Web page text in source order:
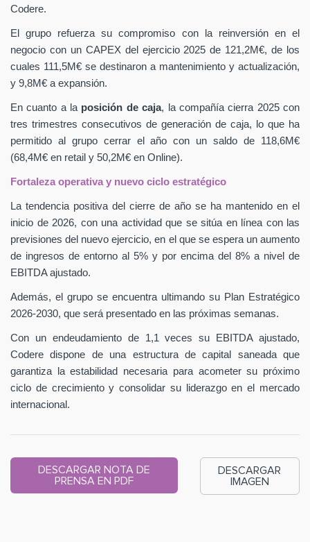
Codere.
El grupo refuerza su compromiso con la reinversión en el
negocio con un CAPEX del ejercicio 2025 de 121,2M€, de los
cuales 111,5M€ se destinaron a mantenimiento y actualización,
y 9,8M€ a expansión.
En cuanto a la posición de caja, la compañía cierra 2025 con
tres trimestres consecutivos de generación de caja, lo que ha
permitido al grupo cerrar el año con un saldo de 118,6M€
(68,4M€ en retail y 50,2M€ en Online).
Fortaleza operativa y nuevo ciclo estratégico
La tendencia positiva del cierre de año se ha mantenido en el
inicio de 2026, con una actividad que se sitúa en línea con las
previsiones del nuevo ejercicio, en el que se espera un aumento
de ingresos de entorno al 5% y por encima del 8% a nivel de
EBITDA ajustado.
Además, el grupo se encuentra ultimando su Plan Estratégico
2026-2030, que será presentado en las próximas semanas.
Con un endeudamiento de 1,1 veces su EBITDA ajustado,
Codere dispone de una estructura de capital saneada que
garantiza la estabilidad necesaria para acometer su próximo
ciclo de crecimiento y consolidar su liderazgo en el mercado
internacional.
DESCARGAR NOTA DE
PRENSA EN PDF
DESCARGAR
IMAGEN